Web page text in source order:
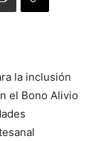
la inclusión
el Bono Alivio